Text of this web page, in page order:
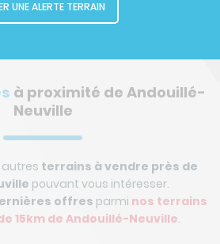
UNE ALERTE TERRAIN
à proximité de Andouillé-
Neuville
autres terrains à vendre près de
pouvant vous intéresser.
offres parmi nos terrains
15km de Andouillé-Neuville.